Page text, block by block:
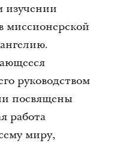
изучении
руководством
посвящены
работа
миру,